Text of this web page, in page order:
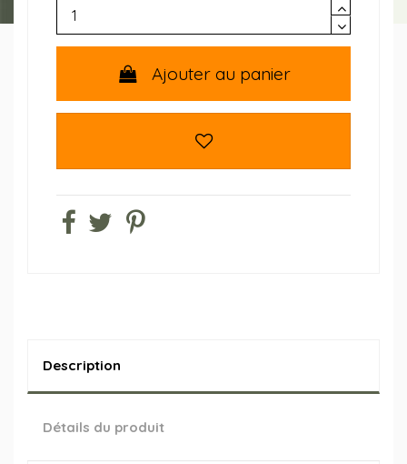
Ajouter au panier
Description
Détails du produit